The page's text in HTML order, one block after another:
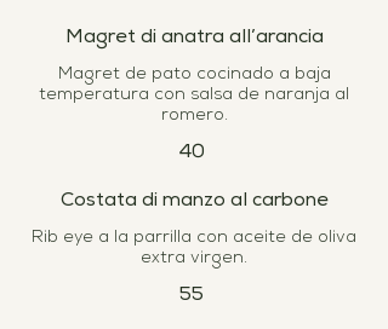
Magret di anatra all’arancia
Magret de pato cocinado a baja
temperatura con salsa de naranja al
romero.
40
Costata di manzo al carbone
Rib eye a la parrilla con aceite de oliva
extra virgen.
55